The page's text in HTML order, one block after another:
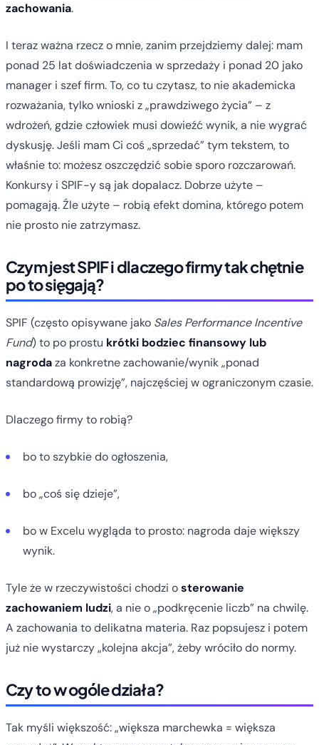
zachowania.
I teraz ważna rzecz o mnie, zanim przejdziemy dalej: mam
ponad 25 lat doświadczenia w sprzedaży i ponad 20 jako
manager i szef firm. To, co tu czytasz, to nie akademicka
rozważania, tylko wnioski z „prawdziwego życia” – z
wdrożeń, gdzie człowiek musi dowieźć wynik, a nie wygrać
dyskusję. Jeśli mam Ci coś „sprzedać” tym tekstem, to
właśnie to: możesz oszczędzić sobie sporo rozczarowań.
Konkursy i SPIF-y są jak dopalacz. Dobrze użyte –
pomagają. Źle użyte – robią efekt domina, którego potem
nie prosto nie zatrzymasz.
Czym jest SPIF i dlaczego firmy tak chętnie
po to sięgają?
SPIF (często opisywane jako Sales Performance Incentive
Fund) to po prostu krótki bodziec finansowy lub
nagrodaza konkretne zachowanie/wynik „ponad
standardową prowizję”, najczęściej w ograniczonym czasie.
Dlaczego firmy to robią?
bo to szybkie do ogłoszenia,
bo „coś się dzieje”,
bo w Excelu wygląda to prosto: nagroda daje większy
wynik.
Tyle że w rzeczywistości chodzi osterowanie
zachowaniem ludzi, a nie o „podkręcenie liczb” na chwilę.
A zachowania to delikatna materia. Raz popsujesz i potem
już nie wystarczy „kolejna akcja”, żeby wróciło do normy.
Czy to w ogóle działa?
Tak myśli większość: „większa marchewka = większa